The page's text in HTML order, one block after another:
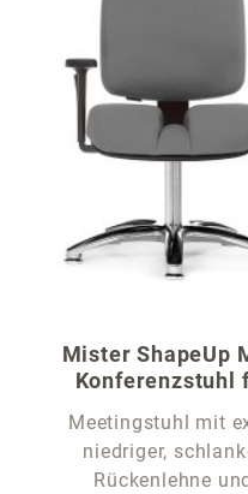
Mister ShapeUp
Konferenzstuhl
Meetingstuhl mit
niedriger,
Rückenlehne